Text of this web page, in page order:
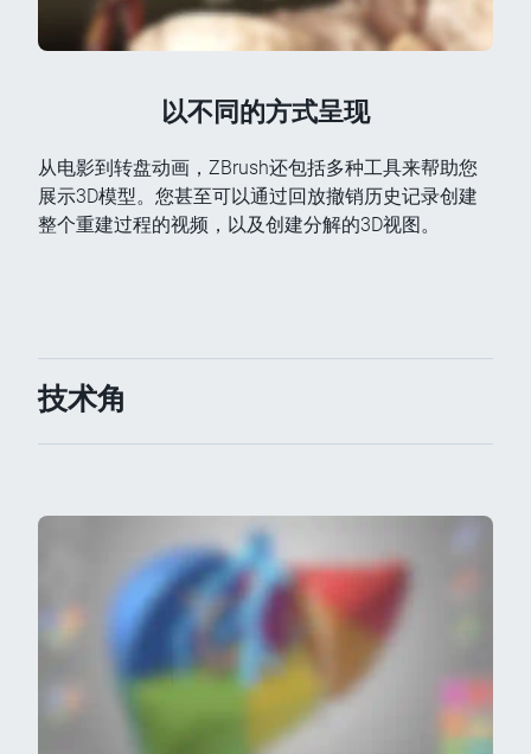
以不同的方式呈现
从电影到转盘动画，ZBrush还包括多种工具来帮助您
展示3D模型。您甚至可以通过回放撤销历史记录创建
整个重建过程的视频，以及创建分解的3D视图。
技术角